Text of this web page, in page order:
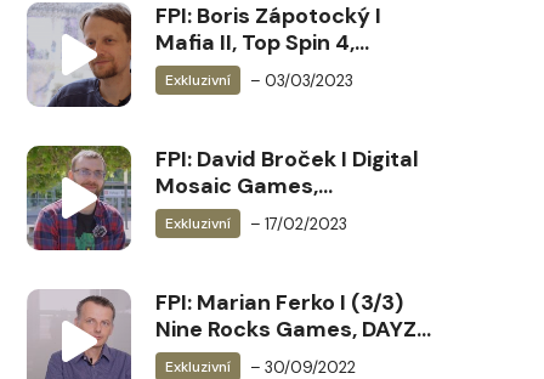
FPI: Boris Zápotocký I
Mafia II, Top Spin 4,
Warhorse, Car Puzzler,
BonVoyage! …
Exkluzivní – 03/03/2023
FPI: David Broček I Digital
Mosaic Games,
Metaphobia, Goblin’s
Journey, Castle
Exkluzivní – 17/02/2023
FPI: Marian Ferko I (3/3)
Nine Rocks Games, DAYZ,
Way of the Hunter ….
Exkluzivní – 30/09/2022